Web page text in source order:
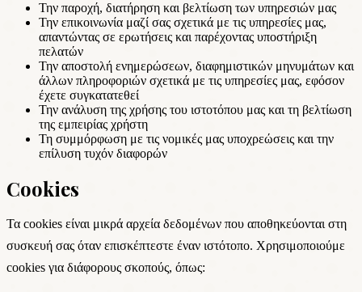
Την παροχή, διατήρηση και βελτίωση των υπηρεσιών μας
Την επικοινωνία μαζί σας σχετικά με τις υπηρεσίες μας,
απαντώντας σε ερωτήσεις και παρέχοντας υποστήριξη
πελατών
Την αποστολή ενημερώσεων, διαφημιστικών μηνυμάτων και
άλλων πληροφοριών σχετικά με τις υπηρεσίες μας, εφόσον
έχετε συγκατατεθεί
Την ανάλυση της χρήσης του ιστοτόπου μας και τη βελτίωση
της εμπειρίας χρήστη
Τη συμμόρφωση με τις νομικές μας υποχρεώσεις και την
επίλυση τυχόν διαφορών
Cookies
Τα cookies είναι μικρά αρχεία δεδομένων που αποθηκεύονται στη
συσκευή σας όταν επισκέπτεστε έναν ιστότοπο. Χρησιμοποιούμε
cookies για διάφορους σκοπούς, όπως: